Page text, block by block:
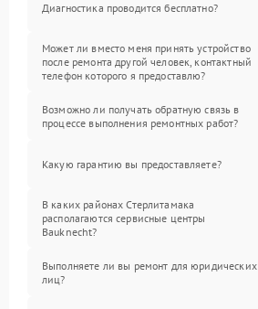
Диагностика проводится бесплатно?
Может ли вместо меня принять устройство
после ремонта другой человек, контактный
телефон которого я предоставлю?
Возможно ли получать обратную связь в
процессе выполнения ремонтных работ?
Какую гарантию вы предоставляете?
В каких районах Стерлитамака
располагаются сервисные центры
Bauknecht?
Выполняете ли вы ремонт для юридических
лиц?